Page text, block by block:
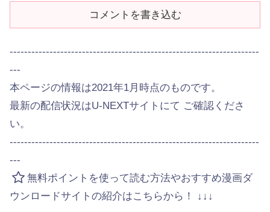
コメントを書き込む
---------------------------------------------------------------------
---
本ページの情報は2021年1月時点のものです。
最新の配信状況はU-NEXTサイトにて ご確認くださ
い。
---------------------------------------------------------------------
---
無料ポイントを使って読む方法やおすすめ漫画ダ
ウンロードサイトの紹介はこちらから！ ↓↓↓